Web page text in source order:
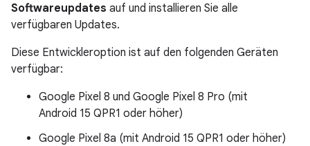
Softwareupdates auf und installieren Sie alle
verfügbaren Updates.
Diese Entwickleroption ist auf den folgenden Geräten
verfügbar:
Google Pixel 8 und Google Pixel 8 Pro (mit
Android 15 QPR1 oder höher)
Google Pixel 8a (mit Android 15 QPR1 oder höher)